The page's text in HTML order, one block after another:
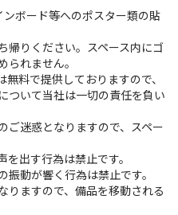
ボード等へのポスター類の貼
帰りください。スペース内にゴ
れません。
料で提供しておりますので、
ついて当社は一切の責任を負い
ご迷惑となりますので、スペー
出す行為は禁止です。
振動が響く行為は禁止です。
りますので、備品を移動される